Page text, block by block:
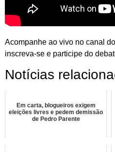
Acompanhe ao vivo no canal
inscreva-se e participe do
Notícias
Em carta, blogueiros exigem
eleições livres e pedem demissão
de Pedro Parente